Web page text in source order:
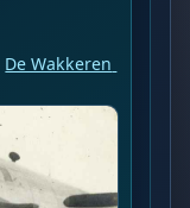
De Wakkeren